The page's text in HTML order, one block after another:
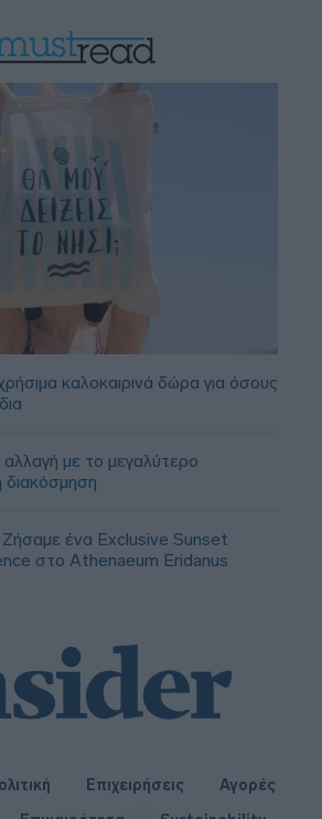
καλοκαιρινά δώρα για όσους
αλλαγή με το μεγαλύτερο
ένα Exclusive Sunset
στο Athenaeum Eridanus
Επιχειρήσεις
Αγορές